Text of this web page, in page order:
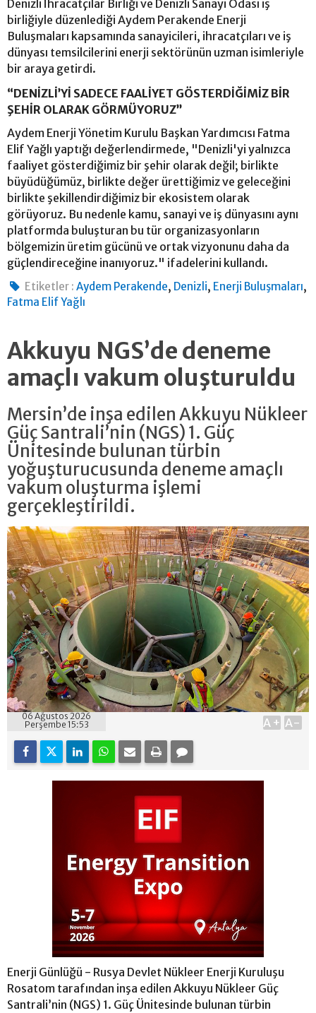
Denizli İhracatçılar Birliği ve Denizli Sanayi Odası iş
birliğiyle düzenlediği Aydem Perakende Enerji
Buluşmaları kapsamında sanayicileri, ihracatçıları ve iş
dünyası temsilcilerini enerji sektörünün uzman isimleriyle
bir araya getirdi.
“DENİZLİ’Yİ SADECE FAALİYET GÖSTERDİĞİMİZ BİR
ŞEHİR OLARAK GÖRMÜYORUZ”
Aydem Enerji Yönetim Kurulu Başkan Yardımcısı Fatma
Elif Yağlı yaptığı değerlendirmede, "Denizli'yi yalnızca
faaliyet gösterdiğimiz bir şehir olarak değil; birlikte
büyüdüğümüz, birlikte değer ürettiğimiz ve geleceğini
birlikte şekillendirdiğimiz bir ekosistem olarak
görüyoruz. Bu nedenle kamu, sanayi ve iş dünyasını aynı
platformda buluşturan bu tür organizasyonların
bölgemizin üretim gücünü ve ortak vizyonunu daha da
güçlendireceğine inanıyoruz." ifadelerini kullandı.
Etiketler : Aydem Perakende, Denizli, Enerji Buluşmaları,
Fatma Elif Yağlı
Akkuyu NGS’de deneme
amaçlı vakum oluşturuldu
Mersin’de inşa edilen Akkuyu Nükleer
Güç Santrali’nin (NGS) 1. Güç
Ünitesinde bulunan türbin
yoğuşturucusunda deneme amaçlı
vakum oluşturma işlemi
gerçekleştirildi.
06 Ağustos 2026
Perşembe 15:53
A+ A-
Enerji Günlüğü - Rusya Devlet Nükleer Enerji Kuruluşu
Rosatom tarafından inşa edilen Akkuyu Nükleer Güç
Santrali’nin (NGS) 1. Güç Ünitesinde bulunan türbin